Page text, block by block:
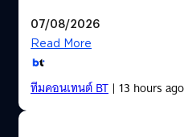
07/08/2026
Read More
ทีมคอนเทนต์ BT| 13 hours ago